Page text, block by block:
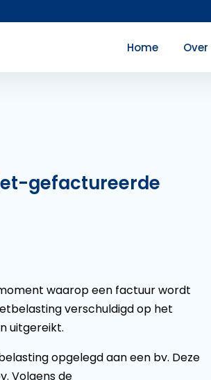
Home Over
gefactureerde
waarop een factuur wordt
verschuldigd op het
uitgereikt.
opgelegd aan een bv. Deze
Volgens de